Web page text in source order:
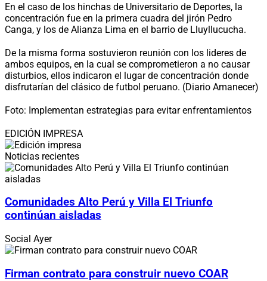
En el caso de los hinchas de Universitario de Deportes, la
concentración fue en la primera cuadra del jirón Pedro
Canga, y los de Alianza Lima en el barrio de Lluyllucucha.
De la misma forma sostuvieron reunión con los lideres de
ambos equipos, en la cual se comprometieron a no causar
disturbios, ellos indicaron el lugar de concentración donde
disfrutarían del clásico de futbol peruano. (Diario Amanecer)
Foto: Implementan estrategias para evitar enfrentamientos
EDICIÓN IMPRESA
Noticias recientes
Comunidades Alto Perú y Villa El Triunfo
continúan aisladas
Social Ayer
Firman contrato para construir nuevo COAR